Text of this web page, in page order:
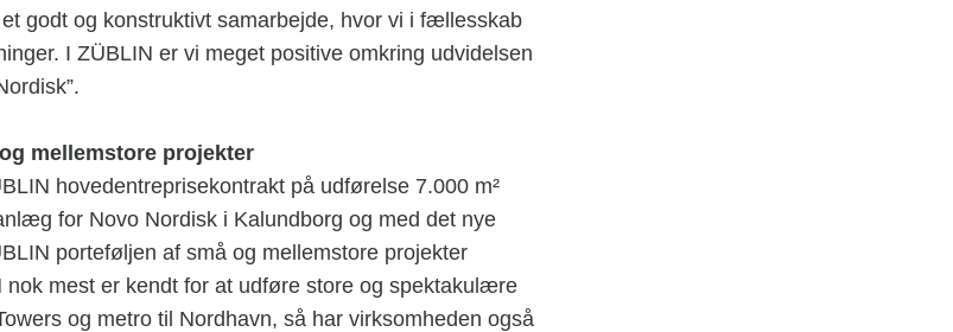
godt og konstruktivt samarbejde, hvor vi i fællesskab
I ZÜBLIN er vi meget positive omkring udvidelsen
mellemstore projekter
hovedentreprisekontrakt på udførelse 7.000 m²
for Novo Nordisk i Kalundborg og med det nye
porteføljen af små og mellemstore projekter
nok mest er kendt for at udføre store og spektakulære
og metro til Nordhavn, så har virksomheden også